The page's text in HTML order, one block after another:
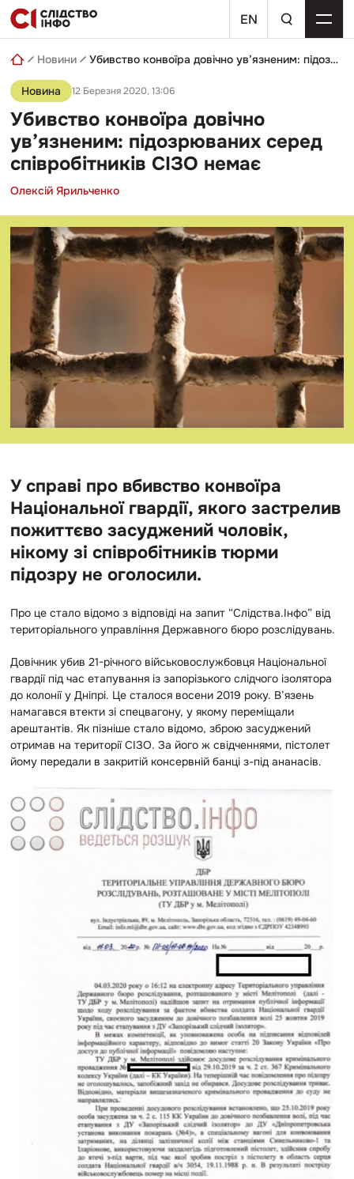
Skip
to
content
EN
пошуковий
запит
Новини Убивство конвоїра довічно ув’язненим: підозрюваних серед співробітників СІЗО немає
Новина 12 Березня 2020, 13:06
Убивство конвоїра довічно
ув’язненим: підозрюваних серед
співробітників СІЗО немає
Олексій Ярильченко
У справі про вбивство конвоїра
Національної гвардії, якого застрелив
пожиттєво засуджений чоловік,
нікому зі співробітників тюрми
підозру не оголосили.
Про це стало відомо з відповіді на запит “Слідства.Інфо” від
територіального управління Державного бюро розслідувань.
Довічник убив 21-річного військовослужбовця Національної
гвардії під час етапування із запорізького слідчого ізолятора
до колонії у Дніпрі. Це сталося восени 2019 року. В’язень
намагався втекти зі спецвагону, у якому переміщали
арештантів. Як пізніше стало відомо, зброю засуджений
отримав на території СІЗО. За його ж свідченнями, пістолет
йому передали в закритій консервній банці з-під ананасів.